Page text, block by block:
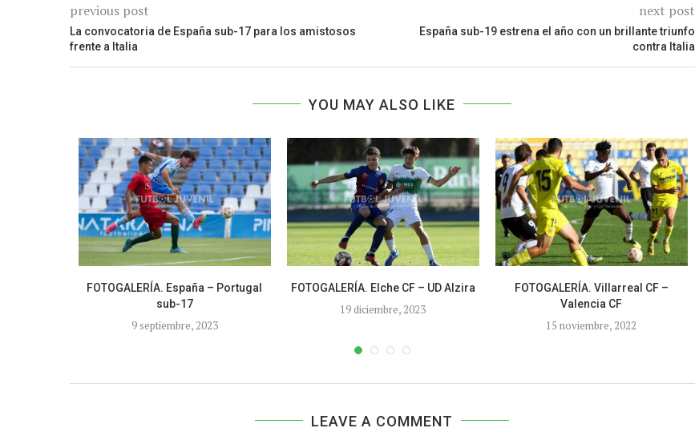
previous post
La convocatoria de España sub-17 para los amistosos
frente a Italia
next post
España sub-19 estrena el año con un brillante triunfo
contra Italia
YOU MAY ALSO LIKE
FOTOGALERÍA. España – Portugal
sub-17
9 septiembre, 2023
FOTOGALERÍA. Elche CF – UD Alzira
19 diciembre, 2023
FOTOGALERÍA. Villarreal CF –
Valencia CF
15 noviembre, 2022
LEAVE A COMMENT